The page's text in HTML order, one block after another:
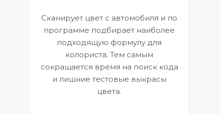
Сканирует цвет с автомобиля и по
программе подбирает наиболее
подходящую формулу для
колориста. Тем самым
сокращается время на поиск кода
и лишние тестовые выкрасы
цвета.